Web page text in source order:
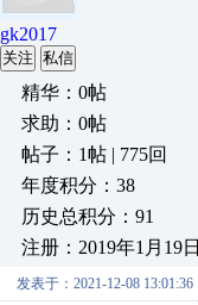
gk2017
关注 私信
精华：0帖
求助：0帖
帖子：1帖 | 775回
年度积分：38
历史总积分：91
注册：2019年1月19日
发表于：2021-12-08 13:01:36